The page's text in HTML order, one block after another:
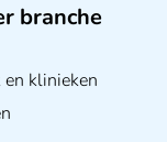
branche
en klinieken